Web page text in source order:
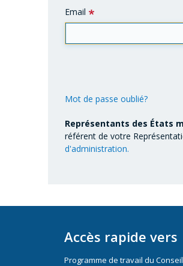
Email
Mot de passe oublié?
Représentants des États
référent de votre
d'administration.
Accès rapide vers
Programme de travail du